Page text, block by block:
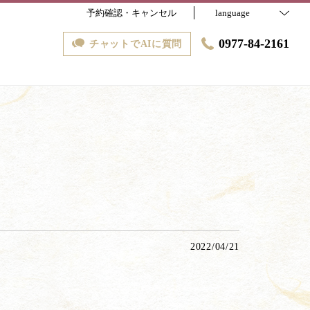
予約確認・キャンセル language
チャットでAIに質問 0977-84-2161
2022/04/21